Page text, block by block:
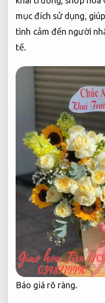
mục đích sử dụng,
tình cảm đến người
tế.
Báo giá rõ ràng.